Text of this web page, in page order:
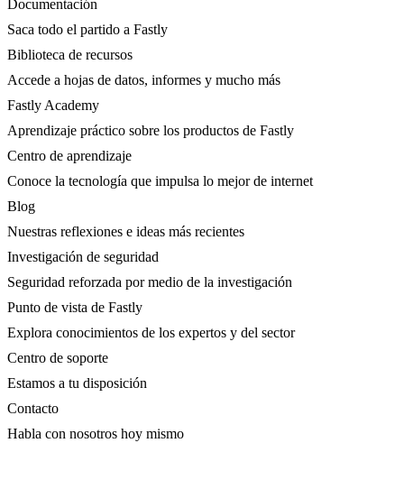
Documentación
Saca todo el partido a Fastly
Biblioteca de recursos
Accede a hojas de datos, informes y mucho más
Fastly Academy
Aprendizaje práctico sobre los productos de Fastly
Centro de aprendizaje
Conoce la tecnología que impulsa lo mejor de internet
Blog
Nuestras reflexiones e ideas más recientes
Investigación de seguridad
Seguridad reforzada por medio de la investigación
Punto de vista de Fastly
Explora conocimientos de los expertos y del sector
Centro de soporte
Estamos a tu disposición
Contacto
Habla con nosotros hoy mismo